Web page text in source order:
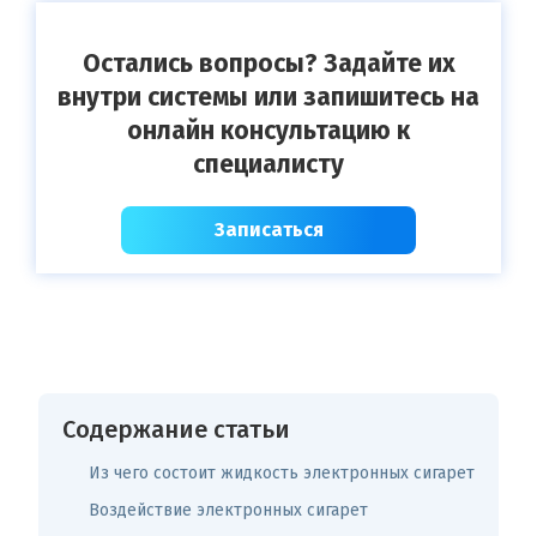
Остались вопросы? Задайте их
внутри системы или запишитесь на
онлайн консультацию к
специалисту
Записаться
Содержание статьи
Из чего состоит жидкость электронных сигарет
Воздействие электронных сигарет